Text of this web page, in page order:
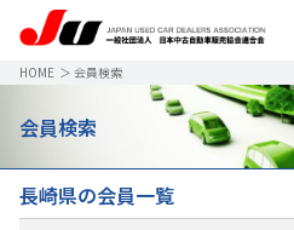
HOME ＞ 会員検索
会員検索
長崎県の会員一覧